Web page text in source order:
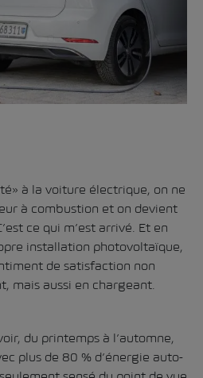
à la voiture électrique, on ne
à combustion et on devient
ce qui m’est arrivé. Et en
installation photovoltaïque,
de satisfaction non
mais aussi en chargeant.
du printemps à l’automne,
plus de 80 % d’énergie auto-